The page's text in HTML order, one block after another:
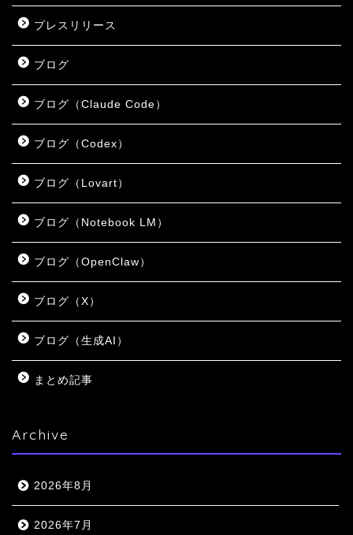
プレスリリース
ブログ
ブログ（Claude Code）
ブログ（Codex）
ブログ（Lovart）
ブログ（Notebook LM）
ブログ（OpenClaw）
ブログ（X）
ブログ（生成AI）
まとめ記事
Archive
2026年8月
2026年7月